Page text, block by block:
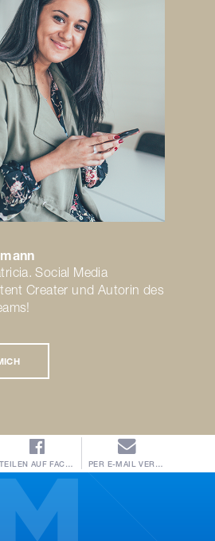
Social Media
Creater und Autorin des
TEILEN AUF FACEBOOK PER E-MAIL VERSENDEN